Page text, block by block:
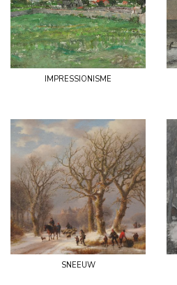
impressionisme
sneeuw